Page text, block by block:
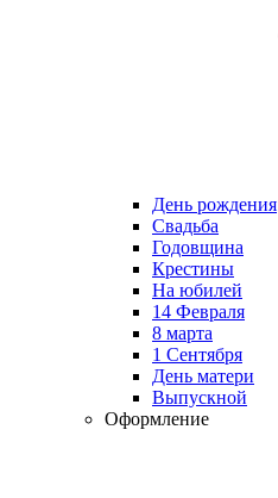
День рождения
Свадьба
Годовщина
Крестины
На юбилей
14 Февраля
8 марта
1 Сентября
День матери
Выпускной
Оформление